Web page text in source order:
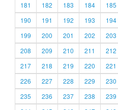
181
182 183 184 185
190
191 192 193 194
199
200 201 202 203
208
209 210 211 212
217
218 219 220 221
226
227 228 229 230
235
236 237 238 239